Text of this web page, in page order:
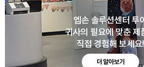
엡손 솔루션센터 투
귀사의 필요에 맞춘 제
직접 경험해 보세요!
더 알아보기